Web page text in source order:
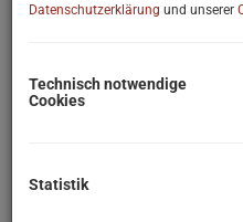
Datenschutzerklärung und unserer
Technisch notwendige
Cookies
Statistik